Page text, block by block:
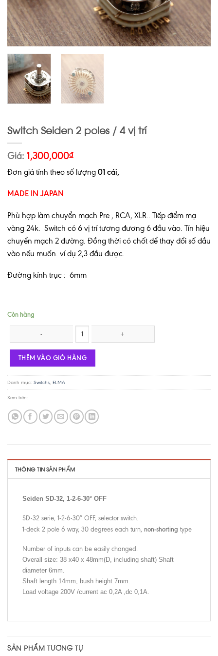
Switch Seiden 2 poles / 4 vị trí
Giá: 1,300,000₫
Đơn giá tính theo số lượng 01 cái,
MADE IN JAPAN
Phù hợp làm chuyển mạch Pre , RCA, XLR.. Tiếp điểm mạ
vàng 24k. Switch có 6 vị trí tương đương 6 đầu vào. Tín hiệu
chuyển mạch 2 đường. Đồng thời có chốt để thay đổi số đầu
vào nếu muốn. ví dụ 2,3 đầu được.
Đường kính trục : 6mm
Còn hàng
Switch Seiden 2 poles / 4 vị trí số lượng
THÊM VÀO GIỎ HÀNG
Danh mục: Switchs, ELMA
Xem trên:
THÔNG TIN SẢN PHẨM
Seiden SD-32, 1-2-6-30° OFF
SD-32 serie, 1-2-6-30° OFF, selector switch.
1-deck 2 pole 6 way, 30 degrees each turn, non-shorting type
Number of inputs can be easily changed.
Overall size: 38 x40 x 48mm(D, including shaft) Shaft
diameter 6mm.
Shaft length 14mm, bush height 7mm.
Load voltage 200V /current ac 0,2A ,dc 0,1A.
SẢN PHẨM TƯƠNG TỰ